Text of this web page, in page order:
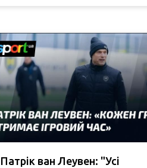
Патрік ван Леувен: "Усі